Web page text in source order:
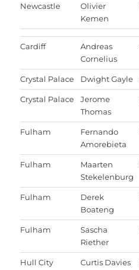
Newcastle
Olivier
Kemen
Cardiff
Andreas
Cornelius
Crystal Palace Dwight Gayle
Crystal Palace
Jerome
Thomas
Fulham
Fernando
Amorebieta
Fulham
Maarten
Stekelenburg
Fulham
Derek
Boateng
Fulham
Sascha
Riether
Hull City Curtis Davies